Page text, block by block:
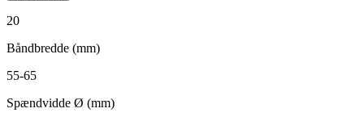
20
Båndbredde (mm)
55-65
Spændvidde Ø (mm)